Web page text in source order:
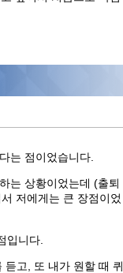
는 점이었습니다.
는 상황이었는데 (출퇴
저에게는 큰 장점이었
입니다.
고, 또 내가 원할 때 퀴